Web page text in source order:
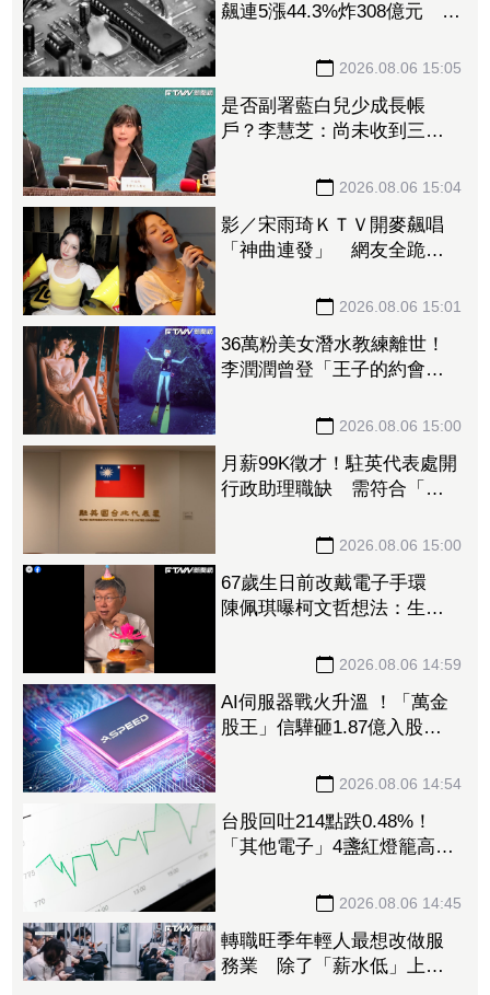
飆連5漲44.3%炸308億元 南
2026.08.06 15:05
是否副署藍白兒少成長帳
戶？李慧芝：尚未收到三讀
2026.08.06 15:04
影／宋雨琦ＫＴＶ開麥飆唱
「神曲連發」 網友全跪
2026.08.06 15:01
36萬粉美女潛水教練離世！
李潤潤曾登「王子的約會」
2026.08.06 15:00
月薪99K徵才！駐英代表處開
行政助理職缺 需符合「這
2026.08.06 15:00
67歲生日前改戴電子手環
陳佩琪曝柯文哲想法：生活
2026.08.06 14:59
AI伺服器戰火升溫 ！「萬金
股王」信驊砸1.87億入股
2026.08.06 14:54
台股回吐214點跌0.48%！
「其他電子」4盞紅燈籠高
2026.08.06 14:45
轉職旺季年輕人最想改做服
務業 除了「薪水低」上班